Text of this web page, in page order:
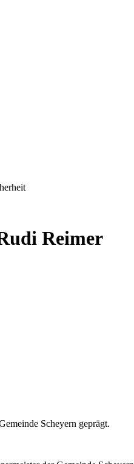
Reimer
Scheyern geprägt.